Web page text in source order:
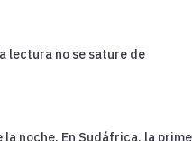
lectura no se sature de